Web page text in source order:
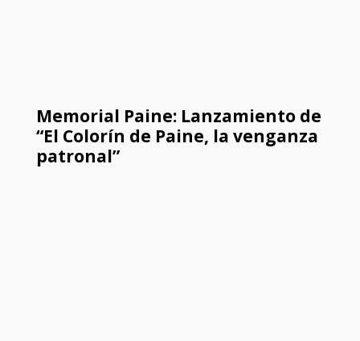
Memorial Paine: Lanzamiento de
“El Colorín de Paine, la venganza
patronal”